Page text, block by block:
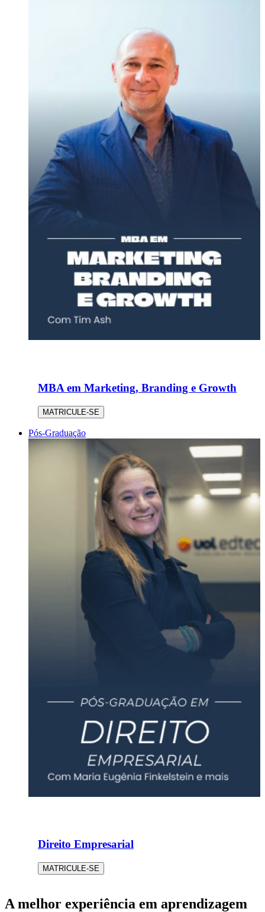
MBA em Marketing, Branding e Growth
MATRICULE-SE
Pós-Graduação
Direito Empresarial
MATRICULE-SE
A melhor experiência em aprendizagem